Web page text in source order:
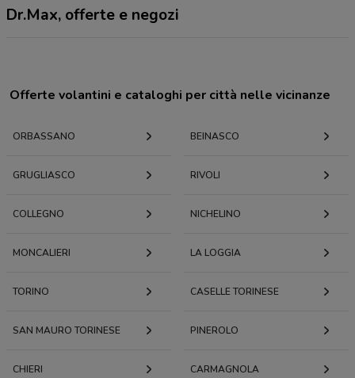
Dr.Max, offerte e negozi
Offerte volantini e cataloghi per città nelle vicinanze
ORBASSANO BEINASCO
GRUGLIASCO RIVOLI
COLLEGNO NICHELINO
MONCALIERI LA LOGGIA
TORINO CASELLE TORINESE
SAN MAURO TORINESE PINEROLO
CHIERI CARMAGNOLA